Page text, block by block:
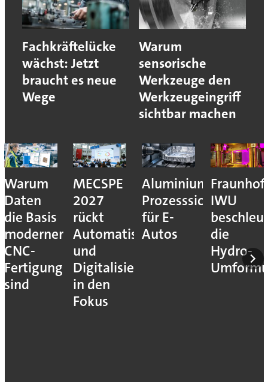
Fachkräftelücke
wächst: Jetzt
braucht es neue
Wege
Warum
sensorische
Werkzeuge den
Werkzeugeingriff
sichtbar machen
Warum
Daten
die Basis
moderner
CNC-
Fertigung
sind
MECSPE
2027
rückt
Automatisierung
und
Digitalisierung
in den
Fokus
Prozesssicher
für E-
Autos
IWU
die
Hydro-